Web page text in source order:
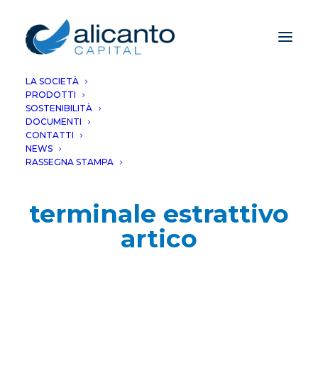
LA SOCIETÀ
PRODOTTI
SOSTENIBILITÀ
DOCUMENTI
CONTATTI
NEWS
RASSEGNA STAMPA
terminale estrattivo
artico